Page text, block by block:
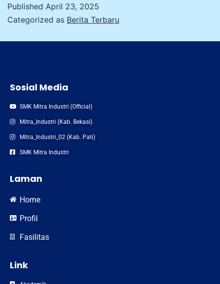
Published April 23, 2025
Categorized as Berita Terbaru
Sosial Media
SMK Mitra Industri (Official)
Mitra_Industri (Kab. Bekasi)
Mitra_Industri_02 (Kab. Pati)
SMK Mitra Industri
Laman
Home
Profil
Fasilitas
Link